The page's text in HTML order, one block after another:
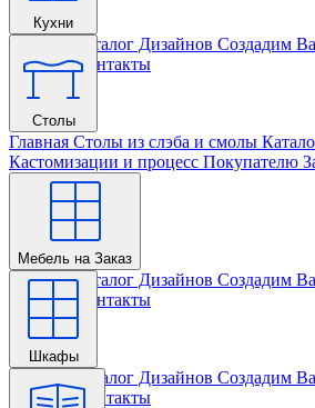
Кухни
Главная Каталог Дизайнов Создадим
Проекта Контакты
Столы
Главная Столы из слэба и смолы
Кастомизации и процесс Покупателю
Мебель на Заказ
Главная Каталог Дизайнов Создадим
Проекта
Контакты
Шкафы
Главная Каталог Дизайнов Создадим
Проекта Контакты